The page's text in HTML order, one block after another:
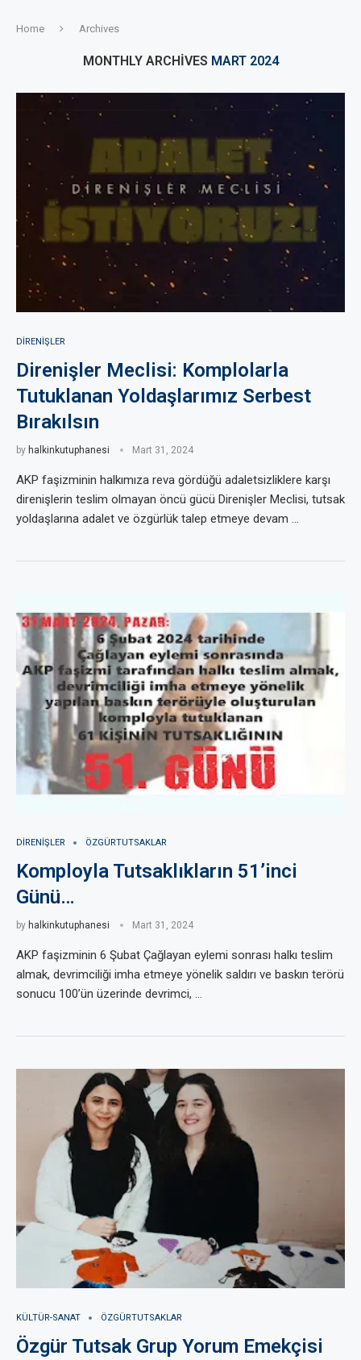
Home Archives
MONTHLY ARCHIVES MART 2024
DIRENIŞLER
Direnişler Meclisi: Komplolarla
Tutuklanan Yoldaşlarımız Serbest
Bırakılsın
by halkinkutuphanesi Mart 31, 2024
AKP faşizminin halkımıza reva gördüğü adaletsizliklere karşı
direnişlerin teslim olmayan öncü gücü Direnişler Meclisi, tutsak
yoldaşlarına adalet ve özgürlük talep etmeye devam …
DIRENIŞLER ÖZGÜRTUTSAKLAR
Komployla Tutsaklıkların 51’inci
Günü…
by halkinkutuphanesi Mart 31, 2024
AKP faşizminin 6 Şubat Çağlayan eylemi sonrası halkı teslim
almak, devrimciliği imha etmeye yönelik saldırı ve baskın terörü
sonucu 100’ün üzerinde devrimci, …
KÜLTÜR-SANAT ÖZGÜRTUTSAKLAR
Özgür Tutsak Grup Yorum Emekçisi